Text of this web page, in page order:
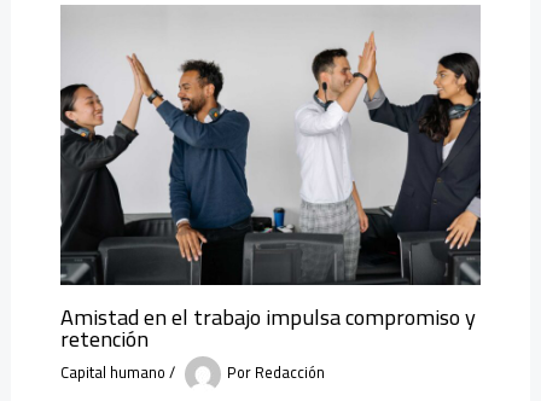
Amistad en el trabajo impulsa compromiso y
retención
Capital humano/ PorRedacción